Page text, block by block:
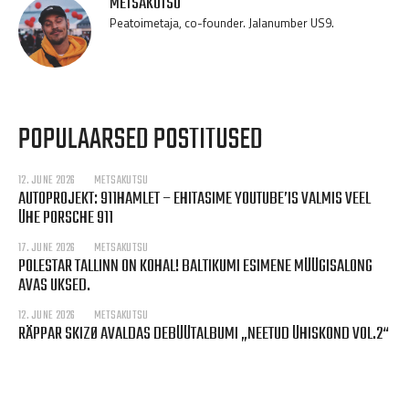
Peatoimetaja, co-founder. Jalanumber US9.
POPULAARSED POSTITUSED
12. JUNE 2026 METSAKUTSU
AUTOPROJEKT: 911HAMLET – EHITASIME YOUTUBE’IS VALMIS VEEL
ÜHE PORSCHE 911
17. JUNE 2026 METSAKUTSU
POLESTAR TALLINN ON KOHAL! BALTIKUMI ESIMENE MÜÜGISALONG
AVAS UKSED.
12. JUNE 2026 METSAKUTSU
RÄPPAR SKIZØ AVALDAS DEBÜÜTALBUMI „NEETUD ÜHISKOND VOL.2“